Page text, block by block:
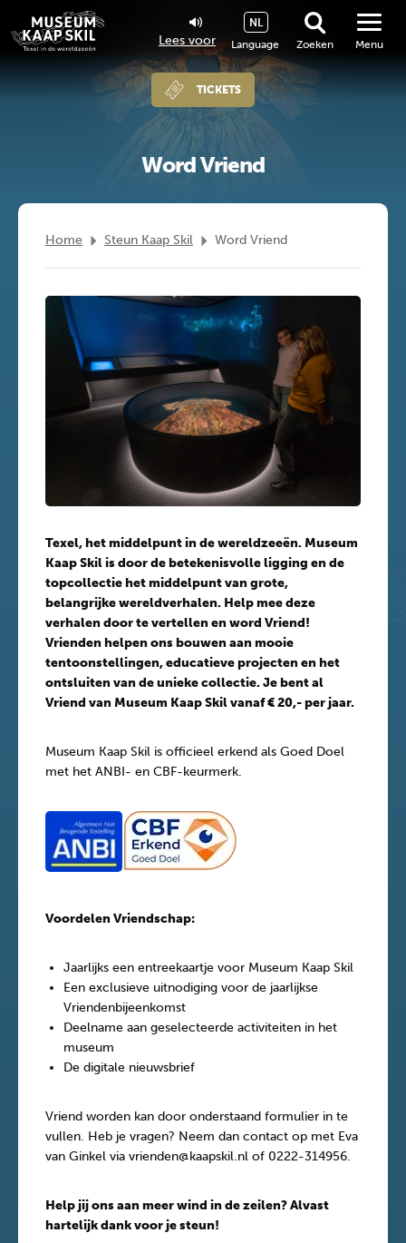
Lees voor Language
NL
Zoeken
TICKETS
Menu
Word Vriend
Home Steun Kaap Skil Word Vriend
Texel, het middelpunt in de wereldzeeën. Museum
Kaap Skil is door de betekenisvolle ligging en de
topcollectie het middelpunt van grote,
belangrijke wereldverhalen. Help mee deze
verhalen door te vertellen en word Vriend!
Vrienden helpen ons bouwen aan mooie
tentoonstellingen, educatieve projecten en het
ontsluiten van de unieke collectie. Je bent al
Vriend van Museum Kaap Skil vanaf € 20,- per jaar.
Museum Kaap Skil is officieel erkend als Goed Doel
met het ANBI- en CBF-keurmerk.
Voordelen Vriendschap:
Jaarlijks een entreekaartje voor Museum Kaap Skil
Een exclusieve uitnodiging voor de jaarlijkse
Vriendenbijeenkomst
Deelname aan geselecteerde activiteiten in het
museum
De digitale nieuwsbrief
Vriend worden kan door onderstaand formulier in te
vullen. Heb je vragen? Neem dan contact op met Eva
van Ginkel via vrienden@kaapskil.nl of 0222-314956.
Help jij ons aan meer wind in de zeilen? Alvast
hartelijk dank voor je steun!